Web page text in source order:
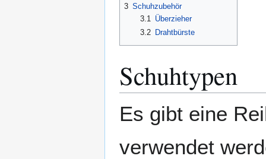
3 Schuhzubehör
3.1 Überzieher
3.2 Drahtbürste
Schuhtypen
Es gibt eine
verwendet